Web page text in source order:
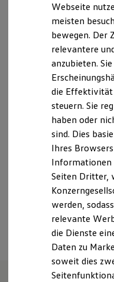
Laden
Laden
Laden
Batterie
Sicherheit
Garantie
Kosten und Kauf
E-Auto-
Software und
ID.
Digitale
Hybridautos
Marke und Erlebnis
Volkswagen R
R-Modelle
Driving
Volkswagen
Max-Stromeyer-
+49 7531 58160
Montag-
Samstag
Sonntag
Webseite
meisten
bewegen. Der
relevantere
anzubieten.
die Effektivität
steuern. Sie
haben oder
sind. Dies
Ihres
Informationen
Seiten Dritter,
werden,
relevante
die Dienste
Daten zu
soweit dies